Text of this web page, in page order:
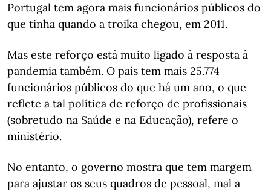
Portugal tem agora mais funcionários públicos do
que tinha quando a troika chegou, em 2011.
Mas este reforço está muito ligado à resposta à
pandemia também. O país tem mais 25.774
funcionários públicos do que há um ano, o que
reflete a tal política de reforço de profissionais
(sobretudo na Saúde e na Educação), refere o
ministério.
No entanto, o governo mostra que tem margem
para ajustar os seus quadros de pessoal, mal a